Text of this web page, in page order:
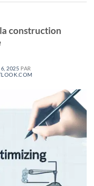
construction
6, 2025 PAR